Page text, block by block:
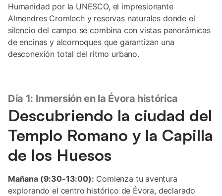
Humanidad por la UNESCO, el impresionante
Almendres Cromlech y reservas naturales donde el
silencio del campo se combina con vistas panorámicas
de encinas y alcornoques que garantizan una
desconexión total del ritmo urbano.
Día 1: Inmersión en la Évora histórica
Descubriendo la ciudad del
Templo Romano y la Capilla
de los Huesos
Mañana (9:30-13:00): Comienza tu aventura
explorando el centro histórico de Évora, declarado